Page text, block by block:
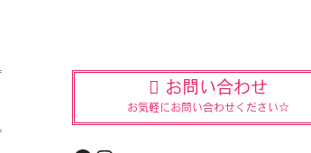
お問い合わせ
お気軽にお問い合わせください☆